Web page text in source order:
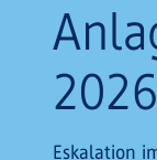
2026
Eskalation